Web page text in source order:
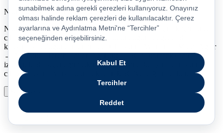
Nothing CMF Phone 1 5G nasıl açılır?
Nothing CMF Phone 1 model telefonunda 5G’yi açmak için önce
cihazının 5G desteklediğinden ve bulunduğun bölgede 5G
kapsaması olduğundan emin ol. Daha sonra Ayarlar → Mobil Ağlar
→ Ağ Türü / Tercih Edilen Ağ Türü → 5G (Otomatik) adımlarını
izleyerek 5G seçeneğini etkinleştirebilirsin. Bu aşamadan sonra
cihaz, kapsama varsa otomatik olarak 5G’ye bağlanacaktır.
Daha Fazla